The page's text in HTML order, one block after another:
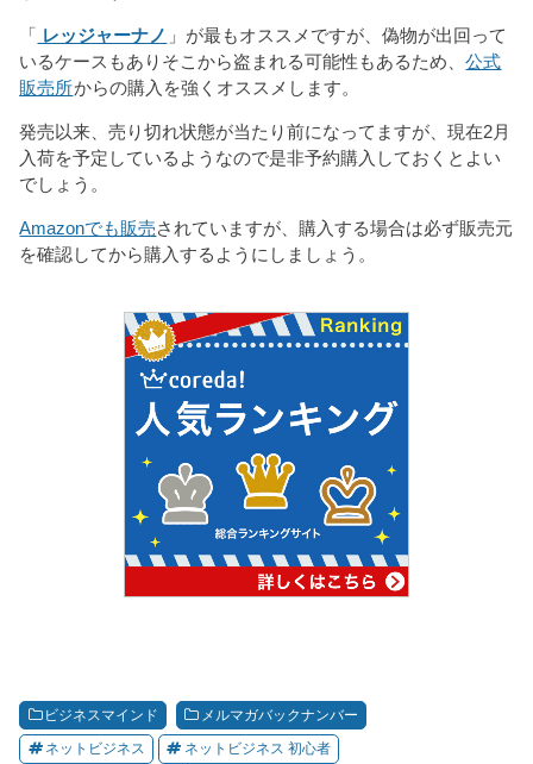
「 レッジャーナノ 」が最もオススメですが、偽物が出回って
いるケースもありそこから盗まれる可能性もあるため、公式
販売所からの購入を強くオススメします。
発売以来、売り切れ状態が当たり前になってますが、現在2月
入荷を予定しているようなので是非予約購入しておくとよい
でしょう。
Amazonでも販売されていますが、購入する場合は必ず販売元
を確認してから購入するようにしましょう。
ビジネスマインド メルマガバックナンバー
ネットビジネス ネットビジネス 初心者